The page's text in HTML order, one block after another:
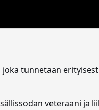
joka tunnetaan
veteraani ja